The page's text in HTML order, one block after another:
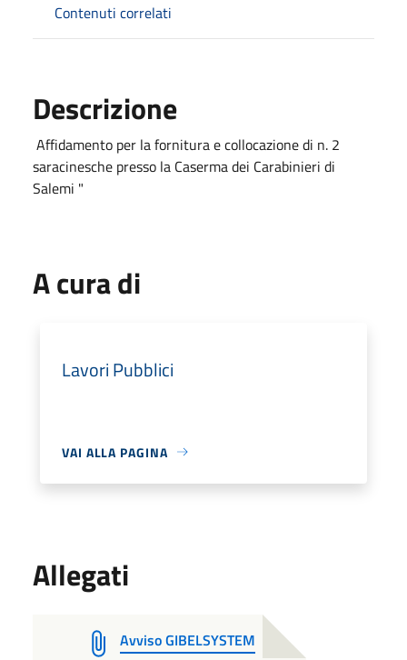
Contenuti correlati
Descrizione
Affidamento per la fornitura e collocazione di n. 2
saracinesche presso la Caserma dei Carabinieri di
Salemi "
A cura di
Lavori Pubblici
VAI ALLA PAGINA
Allegati
Avviso GIBELSYSTEM